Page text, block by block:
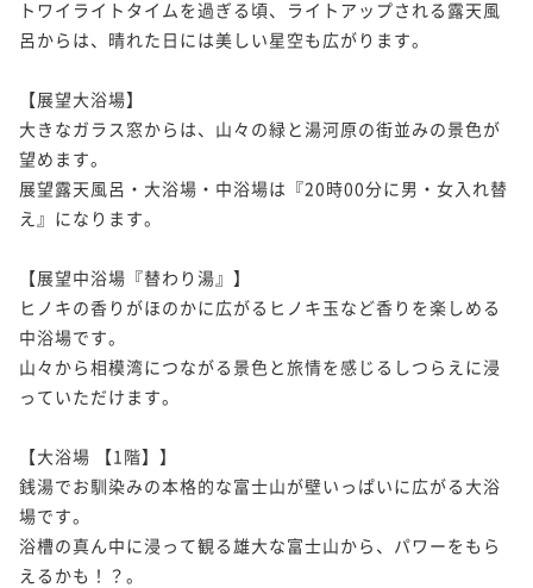
トワイライトタイムを過ぎる頃、ライトアップされる露天風
呂からは、晴れた日には美しい星空も広がります。
【展望大浴場】
大きなガラス窓からは、山々の緑と湯河原の街並みの景色が
望めます。
展望露天風呂・大浴場・中浴場は『20時00分に男・女入れ替
え』になります。
【展望中浴場『替わり湯』】
ヒノキの香りがほのかに広がるヒノキ玉など香りを楽しめる
中浴場です。
山々から相模湾につながる景色と旅情を感じるしつらえに浸
っていただけます。
【大浴場 【1階】】
銭湯でお馴染みの本格的な富士山が壁いっぱいに広がる大浴
場です。
浴槽の真ん中に浸って観る雄大な富士山から、パワーをもら
えるかも！？。